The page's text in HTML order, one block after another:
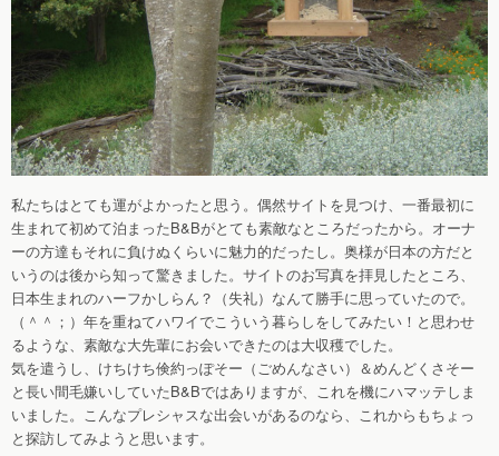
私たちはとても運がよかったと思う。偶然サイトを見つけ、一番最初に
生まれて初めて泊まったB&Bがとても素敵なところだったから。オーナ
ーの方達もそれに負けぬくらいに魅力的だったし。奥様が日本の方だと
いうのは後から知って驚きました。サイトのお写真を拝見したところ、
日本生まれのハーフかしらん？（失礼）なんて勝手に思っていたので。
（＾＾；）年を重ねてハワイでこういう暮らしをしてみたい！と思わせ
るような、素敵な大先輩にお会いできたのは大収穫でした。
気を遣うし、けちけち倹約っぽそー（ごめんなさい）＆めんどくさそー
と長い間毛嫌いしていたB&Bではありますが、これを機にハマッテしま
いました。こんなプレシャスな出会いがあるのなら、これからもちょっ
と探訪してみようと思います。